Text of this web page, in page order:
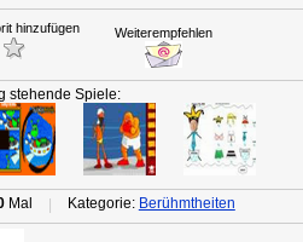
hinzufügen Weiterempfehlen
stehende Spiele:
Mal | Kategorie: Berühmtheiten